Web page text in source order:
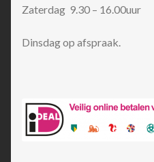
Zaterdag 9.30 – 16.00uur
Dinsdag op afspraak.